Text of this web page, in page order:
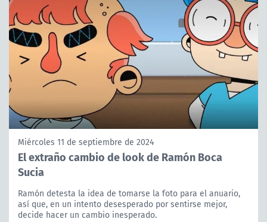
Miércoles 11 de septiembre de 2024
El extraño cambio de look de Ramón Boca
Sucia
Ramón detesta la idea de tomarse la foto para el anuario,
así que, en un intento desesperado por sentirse mejor,
decide hacer un cambio inesperado.